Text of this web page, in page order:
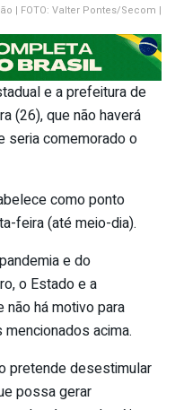
| FOTO: Valter Pontes/Secom |
e a prefeitura de
(26), que não haverá
seria comemorado o
como ponto
feira (até meio-dia).
e do
o Estado e a
não há motivo para
acima.
pretende desestimular
possa gerar